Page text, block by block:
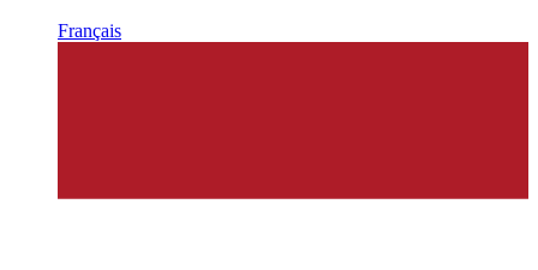
Français